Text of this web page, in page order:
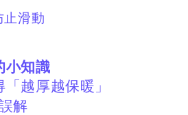
滑動
小知識
越厚越保暖」
解